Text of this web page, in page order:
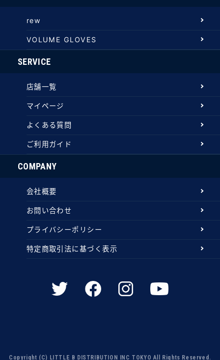
rew
VOLUME GLOVES
SERVICE
店舗一覧
マイページ
よくある質問
ご利用ガイド
COMPANY
会社概要
お問い合わせ
プライバシーポリシー
特定商取引法に基づく表示
Copyright (C) LITTLE B DISTRIBUTION INC TOKYO All Rights Reserved.